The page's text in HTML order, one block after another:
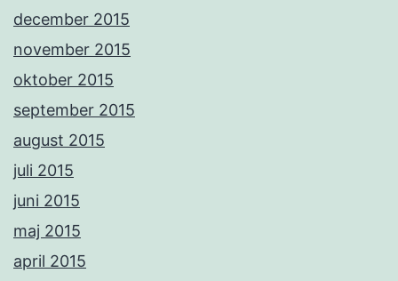
december 2015
november 2015
oktober 2015
september 2015
august 2015
juli 2015
juni 2015
maj 2015
april 2015